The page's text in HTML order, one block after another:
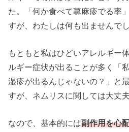
た。「何か食べて蕁麻疹でる率
すが、わたしは何も出ませんでし
もともと私はひどいアレルギー
ルギー症状が出ることが多く「
湿疹が出るんじゃないの？」と
すが、ネムリスに関しては大丈夫
なので、基本的には副作用を心